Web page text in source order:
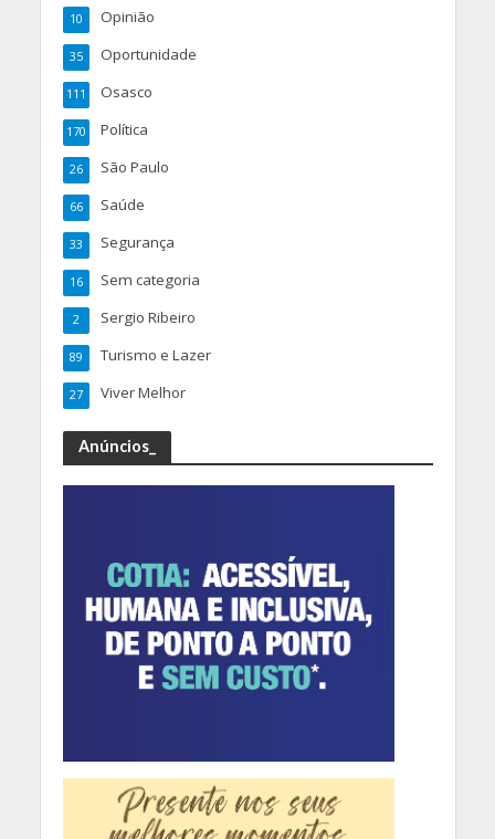
Opinião
10
Oportunidade
35
Osasco
111
Política
170
São Paulo
26
Saúde
66
Segurança
33
Sem categoria
16
Sergio Ribeiro
2
Turismo e Lazer
89
Viver Melhor
27
Anúncios_